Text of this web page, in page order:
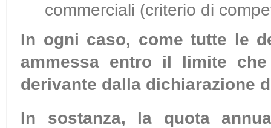
commerciali (criterio di
In ogni caso, come tutte le
ammessa entro il limite che
derivante dalla dichiarazione
In sostanza, la quota